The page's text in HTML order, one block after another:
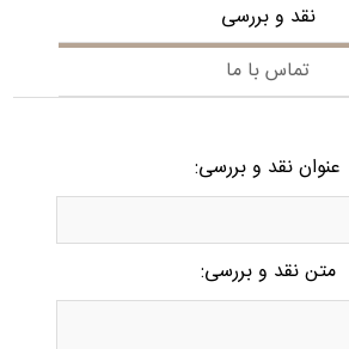
نقد و بررسی
تماس با ما
عنوان نقد و بررسی:
متن نقد و بررسی: